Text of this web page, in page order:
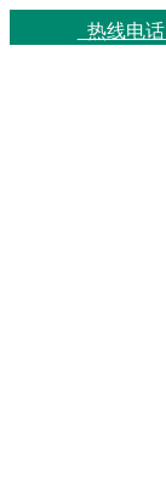
热线电话